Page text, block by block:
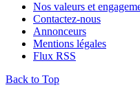
Nos valeurs et
Contactez-nous
Annonceurs
Mentions légales
Flux RSS
Back to Top